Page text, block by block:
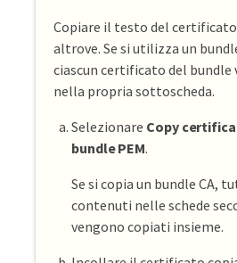
Copiare il testo del
altrove. Se si utilizza un
ciascun certificato del bundle
nella propria sottoscheda.
Selezionare Copy
bundle PEM.
Se si copia un bundle CA,
contenuti nelle schede
vengono copiati insieme.